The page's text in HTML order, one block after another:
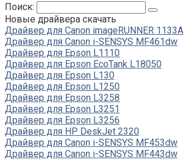
Поиск:
Новые драйвера скачать
Драйвер для Canon imageRUNNER 1133A
Драйвер для Canon i-SENSYS MF461dw
Драйвер для Epson L1110
Драйвер для Epson EcoTank L18050
Драйвер для Epson L130
Драйвер для Epson L1250
Драйвер для Epson L3258
Драйвер для Epson L3251
Драйвер для Epson L3256
Драйвер для HP DeskJet 2320
Драйвер для Canon i-SENSYS MF453dw
Драйвер для Canon i-SENSYS MF443dw